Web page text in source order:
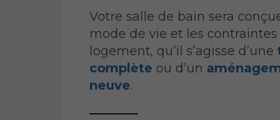
Votre salle de bain sera
mode de vie et les
logement, qu’il s’agisse d’une
complète ou d’un
neuve.